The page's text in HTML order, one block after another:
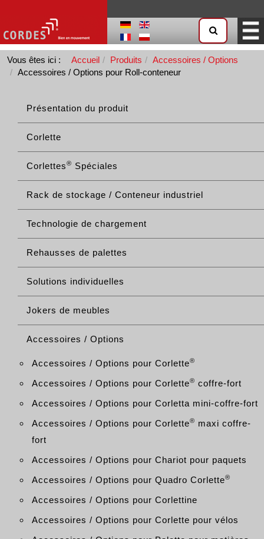
Vous êtes ici : Accueil Produits
Accessoires / Options
Accessoires / Options pour Roll-conteneur
Présentation du produit
Corlette
Corlettes® Spéciales
Rack de stockage / Conteneur industriel
Technologie de chargement
Rehausses de palettes
Solutions individuelles
Jokers de meubles
Accessoires / Options
Accessoires / Options pour Corlette®
Accessoires / Options pour Corlette® coffre-fort
Accessoires / Options pour Corletta mini-coffre-fort
Accessoires / Options pour Corlette® maxi coffre-
fort
Accessoires / Options pour Chariot pour paquets
Accessoires / Options pour Quadro Corlette®
Accessoires / Options pour Corlettine
Accessoires / Options pour Corlette pour vélos